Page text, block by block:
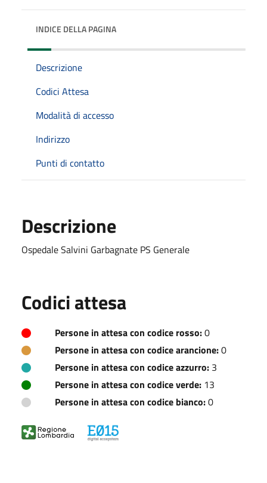
INDICE DELLA PAGINA
Descrizione
Codici Attesa
Modalità di accesso
Indirizzo
Punti di contatto
Descrizione
Ospedale Salvini Garbagnate PS Generale
Codici attesa
Persone in attesa con codice rosso:0
Persone in attesa con codice arancione:0
Persone in attesa con codice azzurro: 3
Persone in attesa con codice verde: 13
Persone in attesa con codice bianco:0